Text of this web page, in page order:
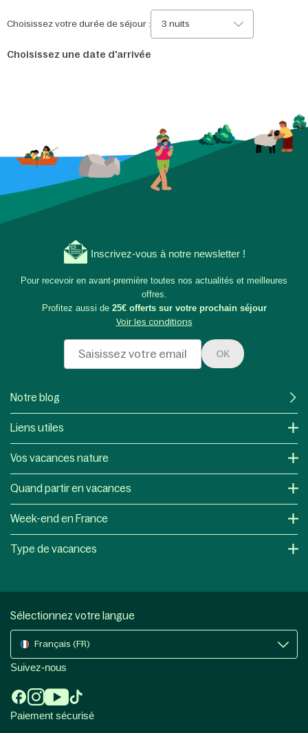
Choisissez votre durée de séjour : 3 nuits
Choisissez une date d'arrivée
Inscrivez-vous à notre newsletter !
Pour recevoir en avant-première toutes nos actualités et meilleures
offres.
Profitez aussi de 25€ offerts sur votre prochain séjour
Voir les conditions
OK
Notre blog
Liens utiles
Vos vacances nature
Quand partir en vacances
Week-end en France
Type de vacances
Sélectionnez votre langue
Français (FR)
Suivez-nous
Paiement sécurisé